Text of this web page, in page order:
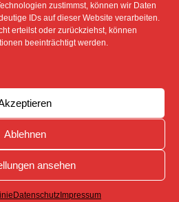
zustimmst, können wir Daten
IDs auf dieser Website verarbeiten.
erteilst oder zurückziehst, können
beeinträchtigt werden.
Ablehnen
ansehen
Datenschutz Impressum
IMPRESSUM
RICHTLINIE (EU)
BILDER UND ANDERE
GEKENNZEICHNET- DEM
ONLINE ODER WERDEN